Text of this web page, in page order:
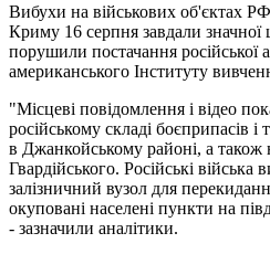
Вибухи на військових об'єктах
Криму 16 серпня завдали значної
порушили постачання російської
американського Інституту
"Місцеві повідомлення і відео
російському складі боєприпасів і
в Джанкойському районі, а також
Гвардійського. Російські
залізничний вузол для
окуповані населені пункти на
- зазначили аналітики.